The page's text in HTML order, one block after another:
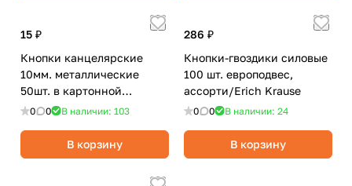
15 ₽
Кнопки канцелярские
10мм. металлические
50шт. в картонной
коробке,стального
0 0 В наличии: 103
В корзину
286 ₽
Кнопки-гвоздики силовые
100 шт. европодвес,
ассорти/Erich Krause
0 0 В наличии: 24
В корзину